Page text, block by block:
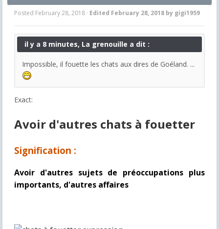
Posted February 28, 2018 · Edited February 28, 2018 by gigi1959
il y a 8 minutes, La grenouille a dit :
Impossible, il fouette les chats aux dires de Goéland. ...
Exact:
Avoir d'autres chats à fouetter
Signification :
Avoir d'autres sujets de préoccupations plus
importants, d'autres affaires